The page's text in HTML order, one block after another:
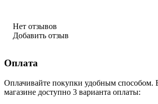
Нет отзывов
Добавить отзыв
Оплата
Оплачивайте покупки удобным способом.
магазине доступно 3 варианта оплаты: